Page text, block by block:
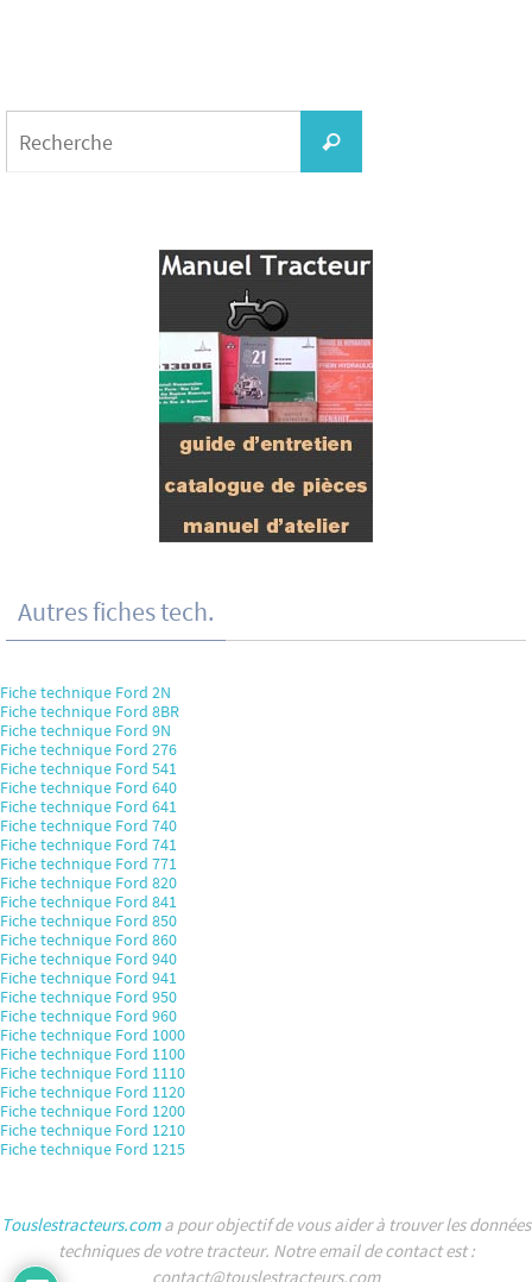
Recherche
Autres fiches tech.
Fiche technique Ford 2N
Fiche technique Ford 8BR
Fiche technique Ford 9N
Fiche technique Ford 276
Fiche technique Ford 541
Fiche technique Ford 640
Fiche technique Ford 641
Fiche technique Ford 740
Fiche technique Ford 741
Fiche technique Ford 771
Fiche technique Ford 820
Fiche technique Ford 841
Fiche technique Ford 850
Fiche technique Ford 860
Fiche technique Ford 940
Fiche technique Ford 941
Fiche technique Ford 950
Fiche technique Ford 960
Fiche technique Ford 1000
Fiche technique Ford 1100
Fiche technique Ford 1110
Fiche technique Ford 1120
Fiche technique Ford 1200
Fiche technique Ford 1210
Fiche technique Ford 1215
Touslestracteurs.coma pour objectif de vous aider à trouver les données
techniques de votre tracteur. Notre email de contact est :
contact@touslestracteurs.com